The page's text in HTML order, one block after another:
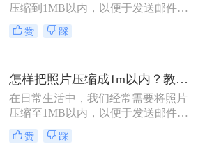
压缩到1MB以内，以便于发送邮件、
上传到社交媒体或满足特定平台的要
求。那么照片怎么压缩到1m以内呢？
赞 踩
怎样把照片压缩成1m以内？教你四种实用的压缩方法！
在日常生活中，我们经常需要将照片
压缩至1MB以内，以便于发送邮件、
上传到社交媒体或满足特定平台的要
求。那么怎样把照片压缩成1m以内
赞 踩